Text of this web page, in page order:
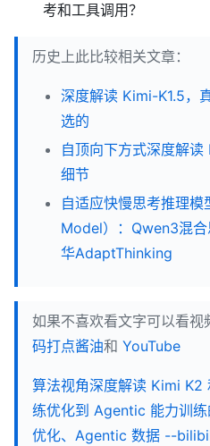
考和工具调用？
历史上此比较相关文章：
深度解读 Kimi-K1.5，
选的
自顶向下方式深度解
细节
自适应快慢思考推理
Model）：Qwen3混
华AdaptThinking
如果不喜欢看文字可以看视
码打点酱油和 YouTube
算法视角深度解读 Kimi K2
练优化到 Agentic 能力训
优化、Agentic 数据 --